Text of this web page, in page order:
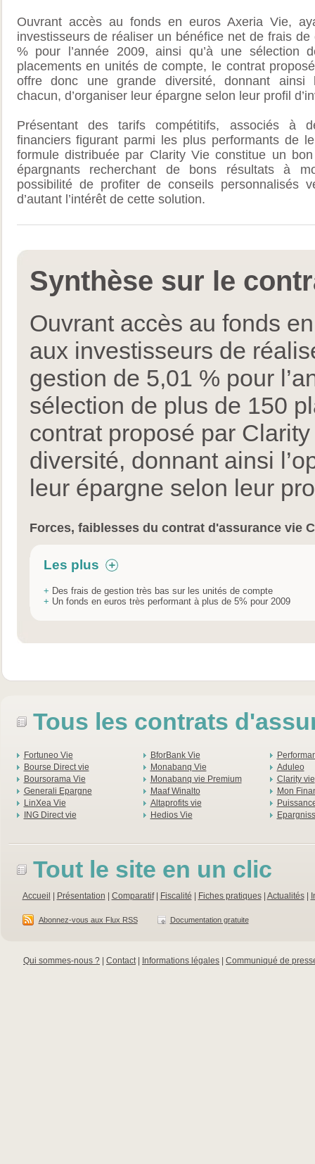
Ouvrant accès au fonds en euros Axeria Vie,
investisseurs de réaliser un bénéfice net de frais de
% pour l’année 2009, ainsi qu’à une sélection
placements en unités de compte, le contrat
offre donc une grande diversité, donnant ainsi
chacun, d’organiser leur épargne selon leur profil
Présentant des tarifs compétitifs, associés à
financiers figurant parmi les plus performants de
formule distribuée par Clarity Vie constitue un
épargnants recherchant de bons résultats à
possibilité de profiter de conseils personnalisés
d’autant l’intérêt de cette solution.
Synthèse sur le
Ouvrant accès au fonds
aux investisseurs de
gestion de 5,01 % pour
sélection de plus de 150
contrat proposé par
diversité, donnant ainsi
leur épargne selon leur
Forces, faiblesses du contrat d'assurance vie
Les plus
+ Des frais de gestion très bas sur les unités de compte
+ Un fonds en euros très performant à plus de 5% pour 2009
Tous les contrats
Fortuneo Vie
Bourse Direct vie
Boursorama Vie
Generali Epargne
LinXea Vie
ING Direct vie
BforBank Vie
Monabanq Vie
Monabanq vie Premium
Maaf Winalto
Altaprofits vie
Hedios Vie
Aduleo
Clarity vie
Mon
Tout le site en un clic
Accueil Présentation Comparatif| Fiscalité Fiches pratiques| Actualités|
Abonnez-vous aux Flux RSS Documentation gratuite
Qui sommes-nous ? Contact| Informations légales Communiqué de